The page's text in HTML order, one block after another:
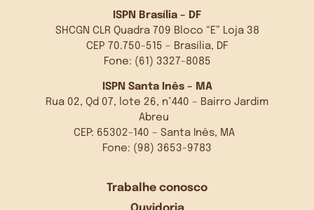
ISPN Brasília – DF
SHCGN CLR Quadra 709 Bloco “E” Loja 38
CEP 70.750-515 – Brasília, DF
Fone: (61) 3327-8085
ISPN Santa Inês – MA
Rua 02, Qd 07, lote 26, n°440 – Bairro Jardim
Abreu
CEP: 65302-140 – Santa Inês, MA
Fone: (98) 3653-9783
Trabalhe conosco